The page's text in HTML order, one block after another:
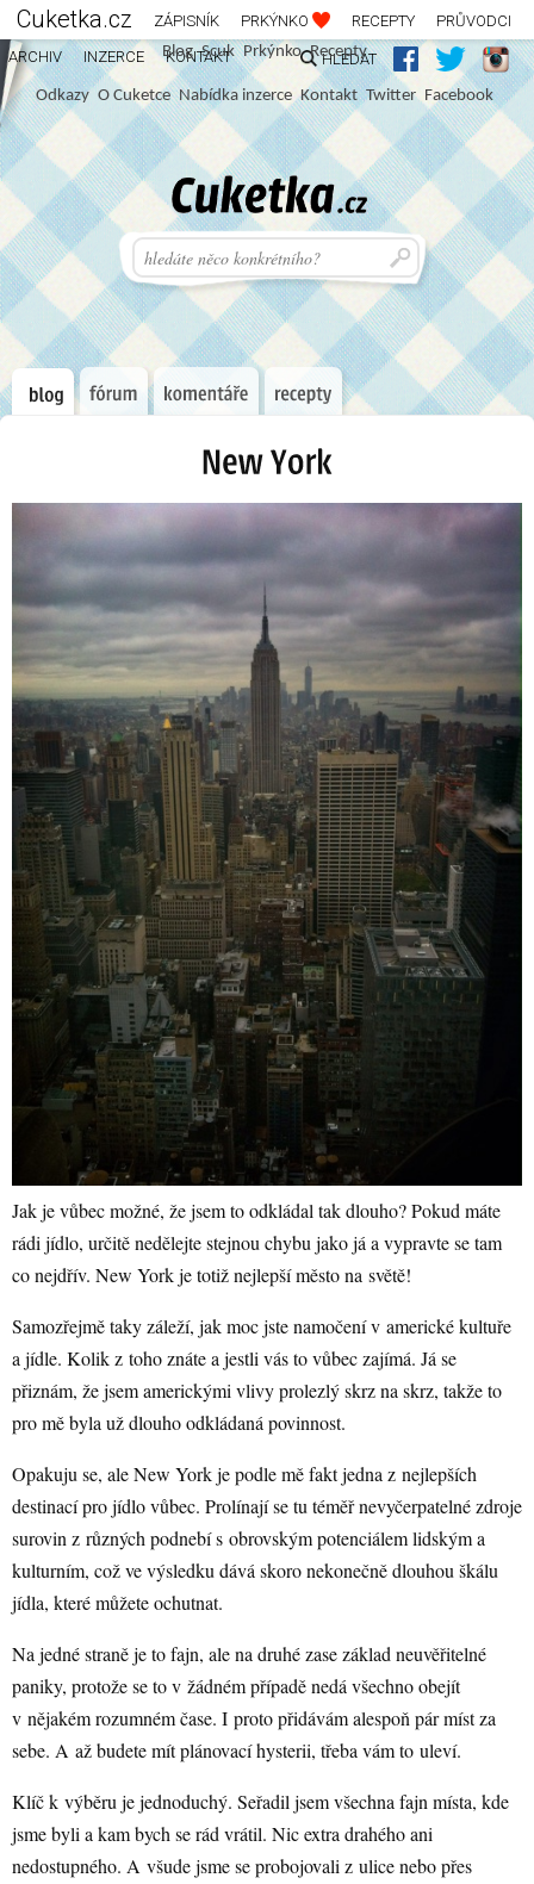
Cuketka.cz ZÁPISNÍK PRKÝNKO RECEPTY
PRŮVODCI
ARCHIV
INZERCE KONTAKT HLEDAT
Blog Scuk Prkýnko Recepty
Odkazy O Cuketce Nabídka inzerce Kontakt Twitter Facebook
Jak je vůbec možné, že jsem to odkládal tak dlouho? Pokud máte
rádi jídlo, určitě nedělejte stejnou chybu jako já a vypravte se tam
co nejdřív. New York je totiž nejlepší město na světě!
Samozřejmě taky záleží, jak moc jste namočení v americké kultuře
a jídle. Kolik z toho znáte a jestli vás to vůbec zajímá. Já se
přiznám, že jsem americkými vlivy prolezlý skrz na skrz, takže to
pro mě byla už dlouho odkládaná povinnost.
Opakuju se, ale New York je podle mě fakt jedna z nejlepších
destinací pro jídlo vůbec. Prolínají se tu téměř nevyčerpatelné zdroje
surovin z různých podnebí s obrovským potenciálem lidským a
kulturním, což ve výsledku dává skoro nekonečně dlouhou škálu
jídla, které můžete ochutnat.
Na jedné straně je to fajn, ale na druhé zase základ neuvěřitelné
paniky, protože se to v žádném případě nedá všechno obejít
v nějakém rozumném čase. I proto přidávám alespoň pár míst za
sebe. A až budete mít plánovací hysterii, třeba vám to uleví.
Klíč k výběru je jednoduchý. Seřadil jsem všechna fajn místa, kde
jsme byli a kam bych se rád vrátil. Nic extra drahého ani
nedostupného. A všude jsme se probojovali z ulice nebo přes